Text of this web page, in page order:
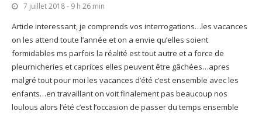
7 juillet 2018 - 9 h 26 min
Article interessant, je comprends vos interrogations…les vacances
on les attend toute l’année et on a envie qu’elles soient
formidables ms parfois la réalité est tout autre et a force de
pleurnicheries et caprices elles peuvent être gâchées…apres
malgré tout pour moi les vacances d’été c’est ensemble avec les
enfants…en travaillant on voit finalement pas beaucoup nos
loulous alors l’été c’est l’occasion de passer du temps ensemble